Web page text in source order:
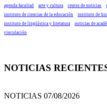
agenda facultad arte y cultura centro de noticias
instituto de ciencias de la educación
instituto de
instituto de lingüística y literatura
noticias de
vinculación
NOTICIAS
NOTICIAS 07/08/2026